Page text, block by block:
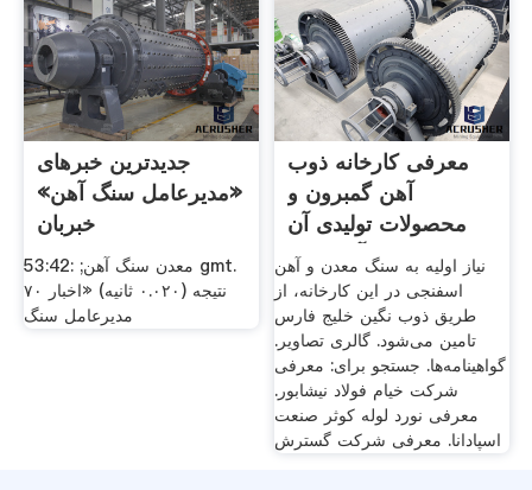
جدیدترین خبرهای
«مدیرعامل سنگ آهن»
خبربان
معدن سنگ آهن; :53:42 gmt.
۷۰ نتیجه (۰.۰۲۰ ثانیه) «اخبار
مدیرعامل سنگ
معرفی کارخانه ذوب
آهن گمبرون و
محصولات تولیدی آن
آهن ملل
نیاز اولیه به سنگ معدن و آهن
اسفنجی در این کارخانه، از
طریق ذوب نگین خلیج فارس
تامین می‌شود. گالری تصاویر.
گواهینامه‌ها. جستجو برای: معرفی
شرکت خیام فولاد نیشابور.
معرفی نورد لوله کوثر صنعت
اسپادانا. معرفی شرکت گسترش